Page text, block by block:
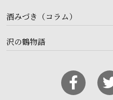
酒みづき（コラム）
沢の鶴物語